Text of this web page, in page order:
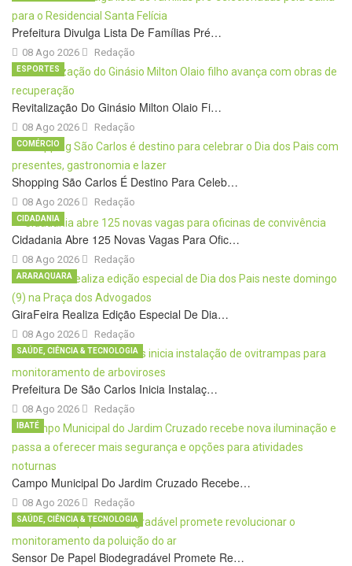
Prefeitura Divulga Lista De Famílias Pré…
08 Ago 2026 Redação
Revitalização Do Ginásio Milton Olaio Fi…
08 Ago 2026
ESPORTES
Redação
Shopping São Carlos É Destino Para Celeb…
08 Ago 2026
COMÉRCIO
Redação
Cidadania Abre 125 Novas Vagas Para Ofic…
08 Ago 2026
CIDADANIA
Redação
GiraFeira Realiza Edição Especial De Dia…
08 Ago 2026
ARARAQUARA
Redação
Prefeitura De São Carlos Inicia Instalaç…
08 Ago 2026
SAÚDE, CIÊNCIA & TECNOLOGIA
Redação
Campo Municipal Do Jardim Cruzado Recebe…
08 Ago 2026
IBATÉ
Redação
Sensor De Papel Biodegradável Promete Re…
SAÚDE, CIÊNCIA & TECNOLOGIA